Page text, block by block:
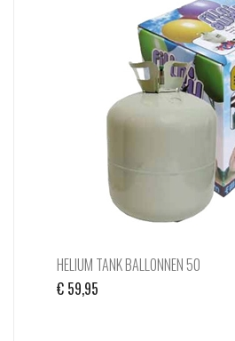
HELIUM TANK BALLONNEN 50
€ 59,95